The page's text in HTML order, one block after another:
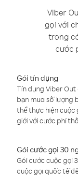
Viber
gọi với
trong
cước
Gói tín dụng
Tín dụng Viber
bạn mua số lượng
thể thực hiện cuộc
giới với cước phí
Gói cước gọi 30
Gói cước cuộc gọi
cuộc gọi quốc tế